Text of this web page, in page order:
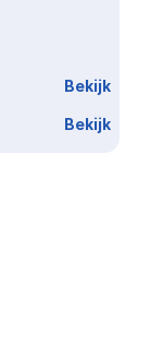
Bekijk
Bekijk